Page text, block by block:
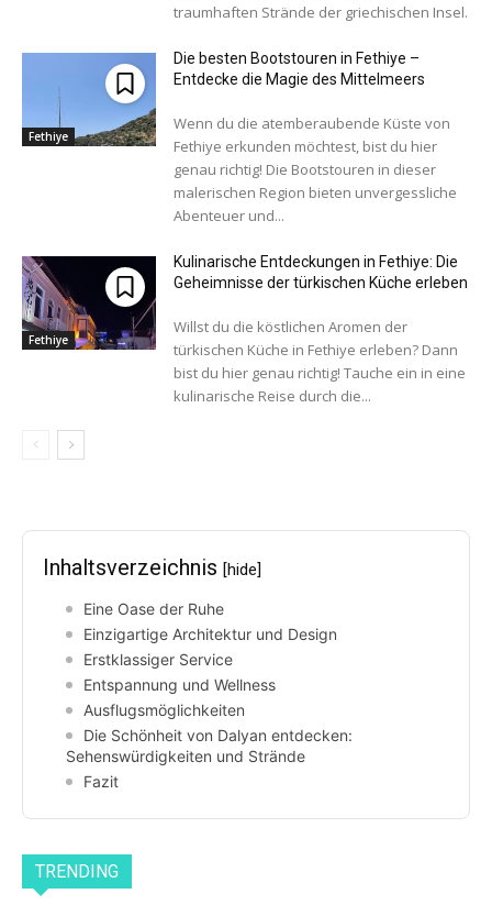
traumhaften Strände der griechischen Insel.
Fethiye
Die besten Bootstouren in Fethiye –
Entdecke die Magie des Mittelmeers
Wenn du die atemberaubende Küste von
Fethiye erkunden möchtest, bist du hier
genau richtig! Die Bootstouren in dieser
malerischen Region bieten unvergessliche
Abenteuer und...
Fethiye
Kulinarische Entdeckungen in Fethiye: Die
Geheimnisse der türkischen Küche erleben
Willst du die köstlichen Aromen der
türkischen Küche in Fethiye erleben? Dann
bist du hier genau richtig! Tauche ein in eine
kulinarische Reise durch die...
Inhaltsverzeichnis [hide]
Eine Oase der Ruhe
Einzigartige Architektur und Design
Erstklassiger Service
Entspannung und Wellness
Ausflugsmöglichkeiten
Die Schönheit von Dalyan entdecken:
Sehenswürdigkeiten und Strände
Fazit
TRENDING